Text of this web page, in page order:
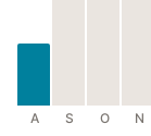
A S O N